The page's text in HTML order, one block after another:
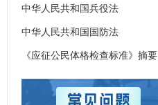
中华人民共和国兵役法
中华人民共和国国防法
《应征公民体格检查标准》摘要